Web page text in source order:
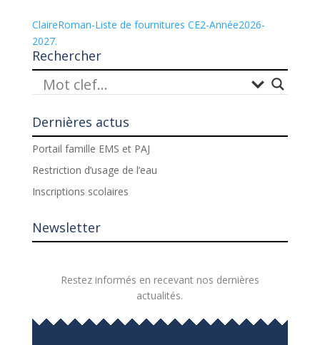
ClaireRoman-Liste de fournitures CE2-Année2026-
2027.
Rechercher
Dernières actus
Portail famille EMS et PAJ
Restriction d’usage de l’eau
Inscriptions scolaires
Newsletter
Restez informés en recevant nos dernières
actualités.